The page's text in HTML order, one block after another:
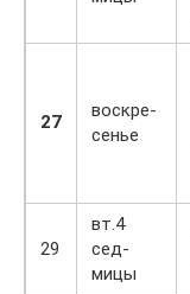
27
воскре-
сенье
29
вт.4
сед-
мицы